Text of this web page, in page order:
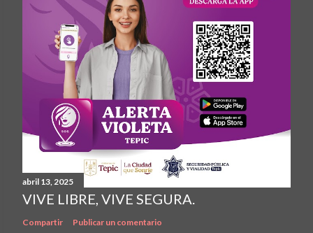
abril 13, 2025
VIVE LIBRE, VIVE SEGURA.
Compartir Publicar un comentario